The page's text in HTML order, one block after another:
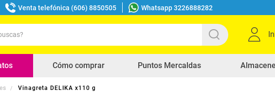
Venta telefónica (606) 8850505 Whatsapp 3226888282
Cómo comprar Puntos Mercaldas
Vinagreta DELIKA x110 g
buscados